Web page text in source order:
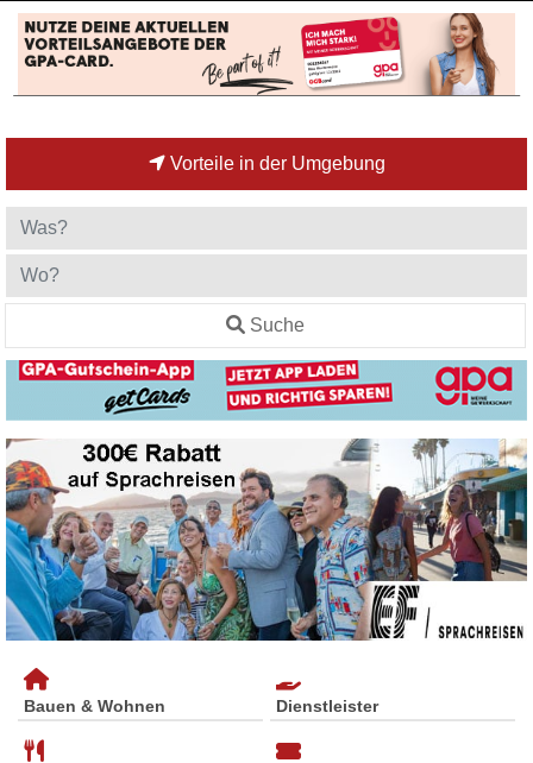
Vorteile in der Umgebung
Suche
Bauen & Wohnen Dienstleister